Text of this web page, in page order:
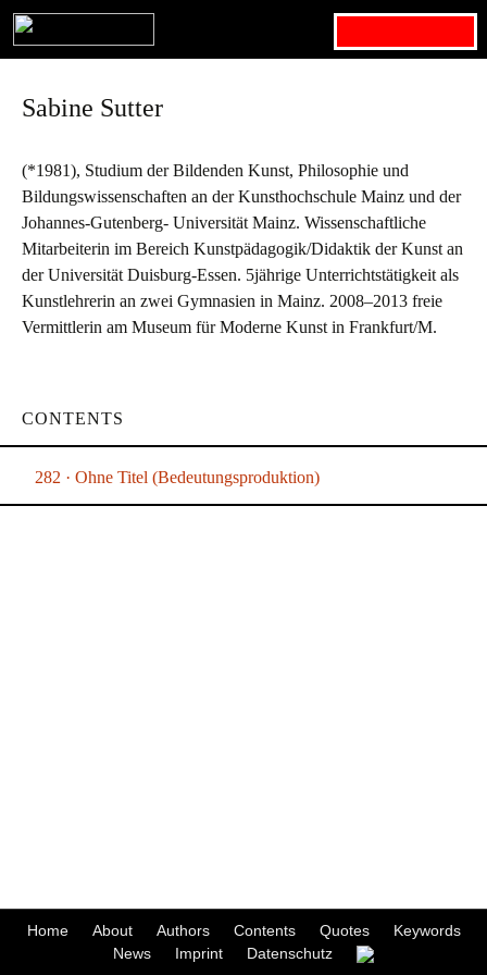
Sabine Sutter
(*1981), Studium der Bildenden Kunst, Philosophie und
Bildungswissenschaften an der Kunsthochschule Mainz und der
Johannes-Gutenberg- Universität Mainz. Wissenschaftliche
Mitarbeiterin im Bereich Kunstpädagogik/Didaktik der Kunst an
der Universität Duisburg-Essen. 5jährige Unterrichtstätigkeit als
Kunstlehrerin an zwei Gymnasien in Mainz. 2008–2013 freie
Vermittlerin am Museum für Moderne Kunst in Frankfurt/M.
CONTENTS
282 · Ohne Titel (Bedeutungsproduktion)
Home About Authors Contents Quotes
Keywords
News
Imprint Datenschutz